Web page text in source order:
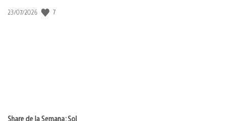
Fecha
23/07/2026 7
Share de la Semana: Sol